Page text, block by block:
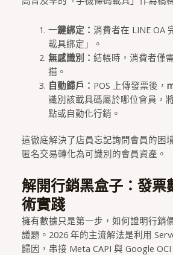
一鍵綁定： 消費者在 LINE OA
載具綁定」。
無感識別： 結帳時，消費者僅
描。
自動歸戶： POS 上傳發票後，
識別該載具碼屬於哪位會員，
點或自動化行銷。
這徹底解決了店員忘記詢問會員的困
匿名交易轉化為可識別的會員資產。
解開行銷黑盒子：發票
術實踐
擁有數據只是第一步，如何證明行銷
議題。2026 年的主流解法是利用
歸因，串接 Meta CAPI 與 Google OCI